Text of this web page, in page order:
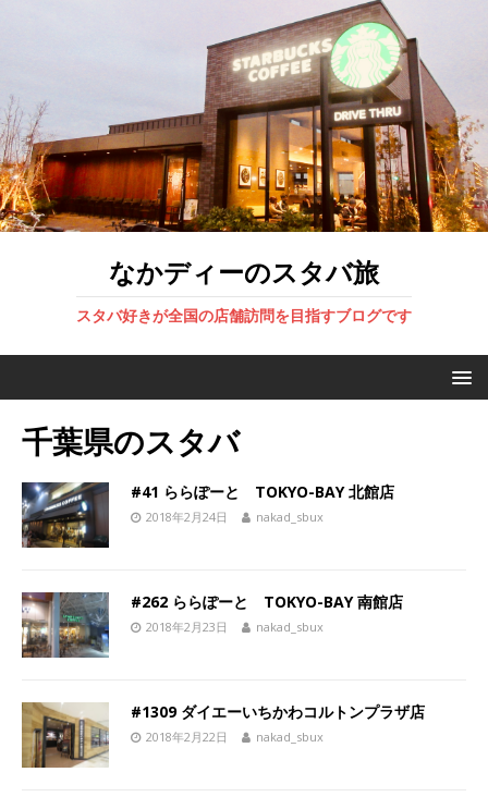
なかディーのスタバ旅
スタバ好きが全国の店舗訪問を目指すブログです
千葉県のスタバ
#41 ららぽーと TOKYO-BAY 北館店
2018年2月24日 nakad_sbux
#262 ららぽーと TOKYO-BAY 南館店
2018年2月23日 nakad_sbux
#1309 ダイエーいちかわコルトンプラザ店
2018年2月22日 nakad_sbux